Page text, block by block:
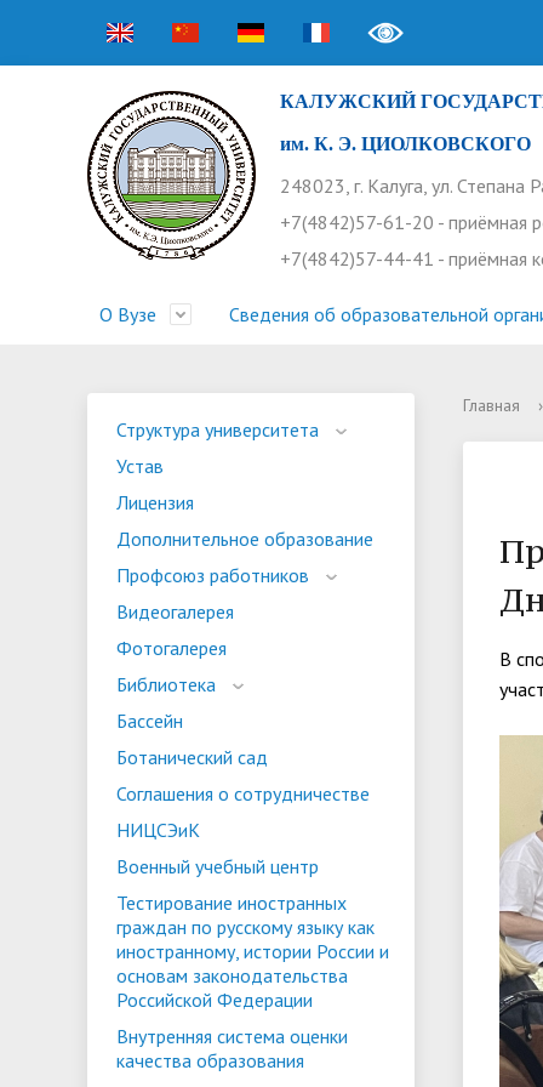
КАЛУЖСКИЙ
им. К. Э. ЦИОЛКОВСКОГО
248023, г. Калуга, ул. Степана
+7(4842)57-61-20 - приёмная
+7(4842)57-44-41 - приёмная
О Вузе
Устав
Профсоюз работников
Бассейн
Военный учебный центр
Сведения об образовательной
Прием 2026. Ординатура
Особая квота
Информация о зачислении
Оплата
Профком студентов
Объединенный совет обучающихся
Конференции
Научные труды КГУ
Национальные проекты Российской
Федерации
Часто
Структура университета
Устав
Лицензия
Дополнительное образование
Профсоюз работников
Видеогалерея
Фотогалерея
Библиотека
Бассейн
Ботанический сад
Соглашения о сотрудничестве
НИЦСЭиК
Военный учебный центр
Тестирование иностранных
граждан по русскому языку как
иностранному, истории России и
основам законодательства
Российской Федерации
Внутренняя система оценки
качества образования
Главная ›
В